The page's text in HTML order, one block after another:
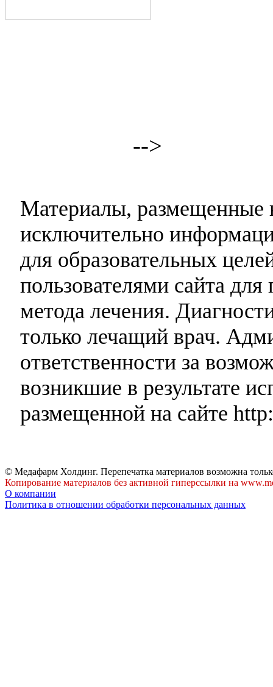
-->
Материалы, размещенные
исключительно
для образовательных
пользователями сайта
метода лечения.
только лечащий врач.
ответственности за
возникшие в результате
размещенной на сайте
© Медафарм Холдинг. Перепечатка материалов возможна
Копирование материалов без активной гиперссылки на
О компании
Политика в отношении обработки персональных данных